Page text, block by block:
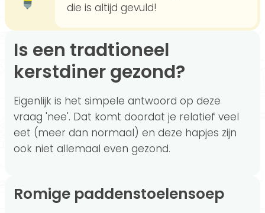
die is altijd gevuld!
Is een tradtioneel
kerstdiner gezond?
Eigenlijk is het simpele antwoord op deze
vraag 'nee'. Dat komt doordat je relatief veel
eet (meer dan normaal) en deze hapjes zijn
ook niet allemaal even gezond.
Romige paddenstoelensoep